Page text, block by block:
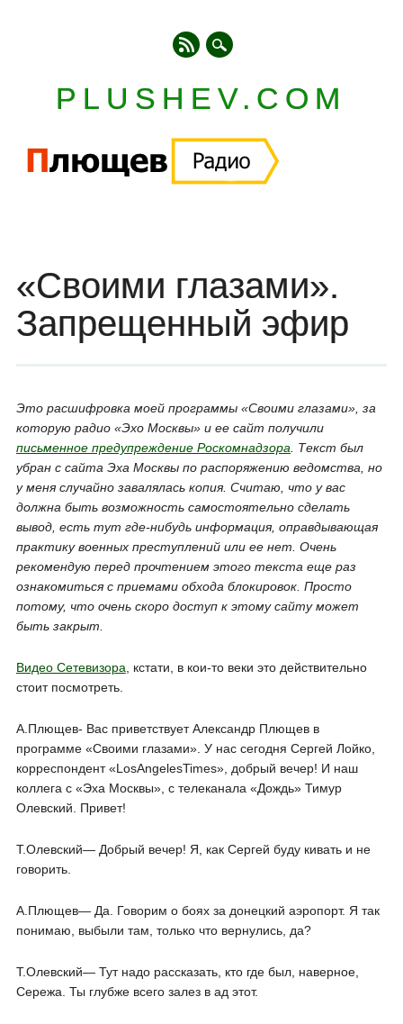
PLUSHEV.COM
«Своими глазами».
Запрещенный эфир
Это расшифровка моей программы «Своими глазами», за
которую радио «Эхо Москвы» и ее сайт получили
письменное предупреждение Роскомнадзора . Текст был
убран с сайта Эха Москвы по распоряжению ведомства, но
у меня случайно завалялась копия. Считаю, что у вас
должна быть возможность самостоятельно сделать
вывод, есть тут где-нибудь информация, оправдывающая
практику военных преступлений или ее нет. Очень
рекомендую перед прочтением этого текста еще раз
ознакомиться с приемами обхода блокировок. Просто
потому, что очень скоро доступ к этому сайту может
быть закрыт.
Видео Сетевизора , кстати, в кои-то веки это действительно
стоит посмотреть.
А.Плющев- Вас приветствует Александр Плющев в
программе «Своими глазами». У нас сегодня Сергей Лойко,
корреспондент «LosAngelesTimes», добрый вечер! И наш
коллега с «Эха Москвы», с телеканала «Дождь» Тимур
Олевский. Привет!
Т.Олевский― Добрый вечер! Я, как Сергей буду кивать и не
говорить.
А.Плющев― Да. Говорим о боях за донецкий аэропорт. Я так
понимаю, выбыли там, только что вернулись, да?
Т.Олевский― Тут надо рассказать, кто где был, наверное,
Сережа. Ты глубже всего залез в ад этот.